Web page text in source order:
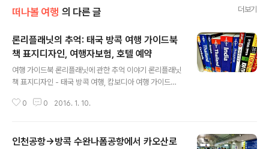
떠나볼 여행 의 다른 글 더보기
론리플래닛의 추억: 태국 방콕 여행 가이드북
책 표지디자인, 여행자보험, 호텔 예약
여행 가이드북 론리플래닛에 관한 추억 이야기 론리플래닛
책 표지디자인 - 태국 방콕 여행, 캄보디아 여행 가이드북,
국 방콕 가이드북, 여행자보험, 호텔 가격비교, 항공권 예약
어비앤비, 인터넷 호텔 게스트하우스 숙소 예약 사이트의
0 0 2016. 1. 10.
인천공항→방콕 수완나폼공항에서 카오산로